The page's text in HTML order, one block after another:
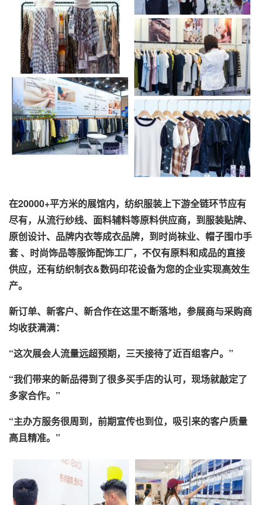
在20000+平方米的展馆内，纺织服装上下游全链环节应有
尽有，从流行纱线、面料辅料等原料供应商，到服装贴牌、
原创设计、品牌内衣等成衣品牌，到时尚袜业、帽子围巾手
套 、时尚饰品等服饰配饰工厂，不仅有原料和成品的直接
供应，还有纺织制衣&数码印花设备为您的企业实现高效生
产。
新订单、新客户、新合作在这里不断落地，参展商与采购商
均收获满满：
“这次展会人流量远超预期，三天接待了近百组客户。”
“我们带来的新品得到了很多买手店的认可，现场就敲定了
多家合作。”
“主办方服务很周到，前期宣传也到位，吸引来的客户质量
高且精准。”